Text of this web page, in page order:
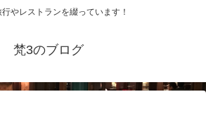
やレストランを綴っています！
梵3のブログ